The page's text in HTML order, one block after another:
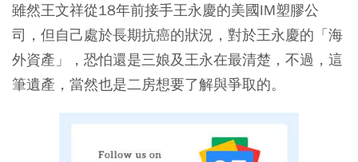
雖然王文祥從18年前接手王永慶的美國IM塑膠公
司，但自己處於長期抗癌的狀況，對於王永慶的「海
外資產」，恐怕還是三娘及王永在最清楚，不過，這
筆遺產，當然也是二房想要了解與爭取的。